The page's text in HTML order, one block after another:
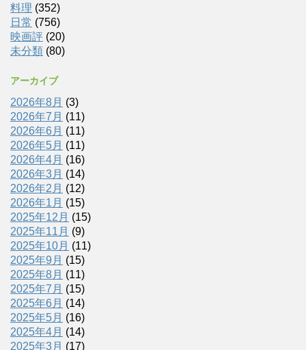
料理 (352)
日常 (756)
映画評 (20)
未分類 (80)
アーカイブ
2026年8月 (3)
2026年7月 (11)
2026年6月 (11)
2026年5月 (11)
2026年4月 (16)
2026年3月 (14)
2026年2月 (12)
2026年1月 (15)
2025年12月 (15)
2025年11月 (9)
2025年10月 (11)
2025年9月 (15)
2025年8月 (11)
2025年7月 (15)
2025年6月 (14)
2025年5月 (16)
2025年4月 (14)
2025年3月 (17)